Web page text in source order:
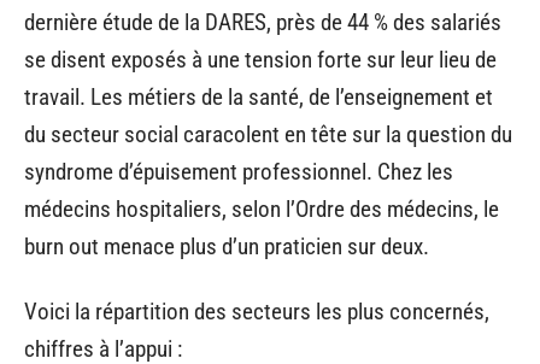
dernière étude de la DARES, près de 44 % des salariés
se disent exposés à une tension forte sur leur lieu de
travail. Les métiers de la santé, de l’enseignement et
du secteur social caracolent en tête sur la question du
syndrome d’épuisement professionnel. Chez les
médecins hospitaliers, selon l’Ordre des médecins, le
burn out menace plus d’un praticien sur deux.
Voici la répartition des secteurs les plus concernés,
chiffres à l’appui :